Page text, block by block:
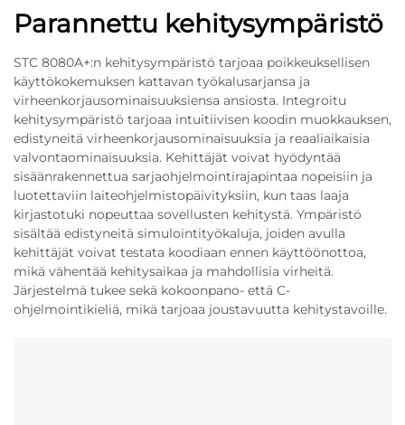
Parannettu kehitysympäristö
STC 8080A+:n kehitysympäristö tarjoaa poikkeuksellisen
käyttökokemuksen kattavan työkalusarjansa ja
virheenkorjausominaisuuksiensa ansiosta. Integroitu
kehitysympäristö tarjoaa intuitiivisen koodin muokkauksen,
edistyneitä virheenkorjausominaisuuksia ja reaaliaikaisia
valvontaominaisuuksia. Kehittäjät voivat hyödyntää
sisäänrakennettua sarjaohjelmointirajapintaa nopeisiin ja
luotettaviin laiteohjelmistopäivityksiin, kun taas laaja
kirjastotuki nopeuttaa sovellusten kehitystä. Ympäristö
sisältää edistyneitä simulointityökaluja, joiden avulla
kehittäjät voivat testata koodiaan ennen käyttöönottoa,
mikä vähentää kehitysaikaa ja mahdollisia virheitä.
Järjestelmä tukee sekä kokoonpano- että C-
ohjelmointikieliä, mikä tarjoaa joustavuutta kehitystavoille.